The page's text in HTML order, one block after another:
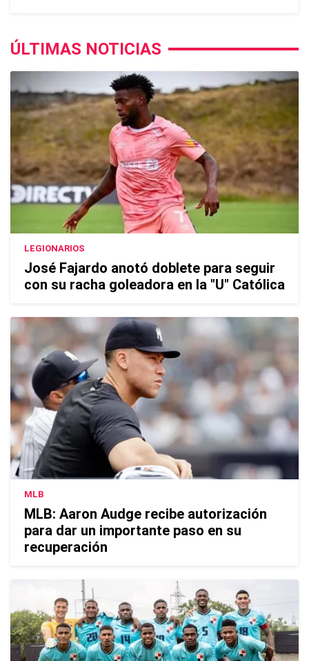
ÚLTIMAS NOTICIAS
LEGIONARIOS
José Fajardo anotó doblete para seguir
con su racha goleadora en la "U" Católica
MLB
MLB: Aaron Audge recibe autorización
para dar un importante paso en su
recuperación